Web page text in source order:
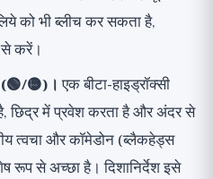
को भी ब्लीच कर सकता है,
से करें।
(🟢/🟡)। एक बीटा-हाइड्रॉक्सी
छिद्र में प्रवेश करता है और अंदर से
त्वचा और कॉमेडोन (ब्लैकहेड्स
रूप से अच्छा है। दिशानिर्देश इसे